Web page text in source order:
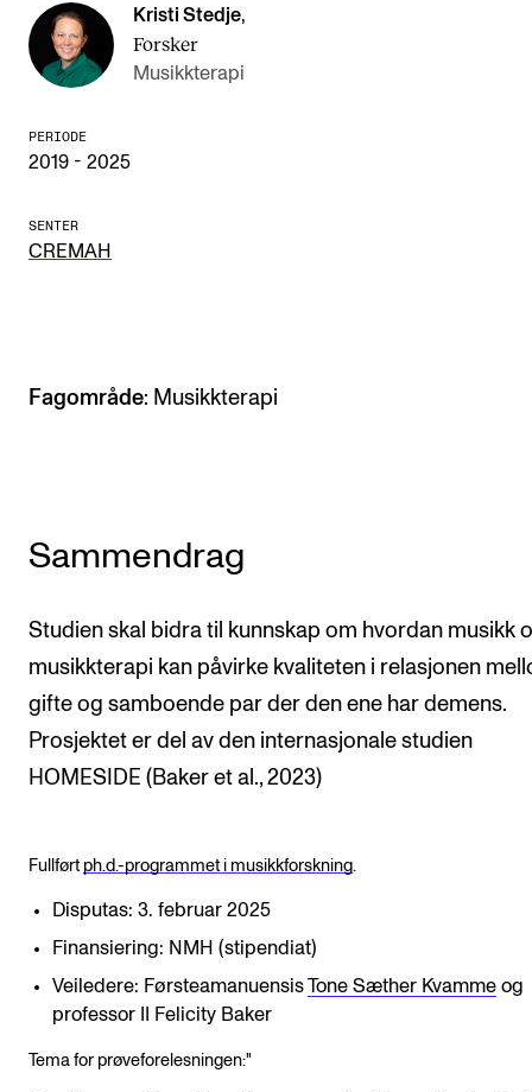
IN.TUNE
Arrangementer og konserter
Ledige stillinger
Kontakt oss
Kristi Stedje,
Forsker
Musikkterapi
PERIODE
2019 - 2025
SENTER
CREMAH
Fagområde: Musikkterapi
Sammendrag
Studien skal bidra til kunnskap om hvordan musikk
musikkterapi kan påvirke kvaliteten i relasjonen
gifte og samboende par der den ene har demens.
Prosjektet er del av den internasjonale studien
HOMESIDE (Baker et al., 2023)
Fullført ph.d.-programmet i musikkforskning.
Disputas: 3. februar 2025
Finansiering: NMH (stipendiat)
Veiledere: FørsteamanuensisTone Sæther Kvammeog
professor II Felicity Baker
Tema for prøveforelesningen:"